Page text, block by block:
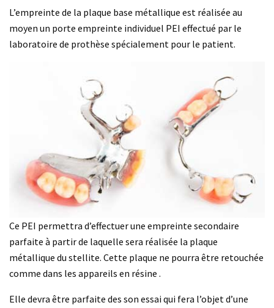
L’empreinte de la plaque base métallique est réalisée au
moyen un porte empreinte individuel PEI effectué par le
laboratoire de prothèse spécialement pour le patient.
Ce PEI permettra d’effectuer une empreinte secondaire
parfaite à partir de laquelle sera réalisée la plaque
métallique du stellite. Cette plaque ne pourra être retouchée
comme dans les appareils en résine .
Elle devra être parfaite des son essai qui fera l’objet d’une